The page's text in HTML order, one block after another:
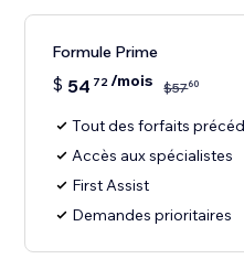
Formule Prime
$ 54 72/mois $5760
Tout des forfaits
Accès aux spécialistes
First Assist
Demandes prioritaires